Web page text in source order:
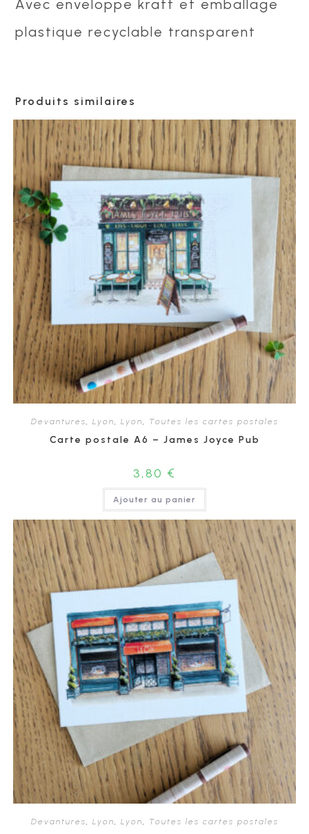
Avec enveloppe kraft et emballage
plastique recyclable transparent
Produits similaires
Devantures Lyon Lyon Toutes les cartes postales
Carte postale A6 – James Joyce Pub
3,80 €
Ajouter au panier
Devantures, Lyon, Lyon, Toutes les cartes postales